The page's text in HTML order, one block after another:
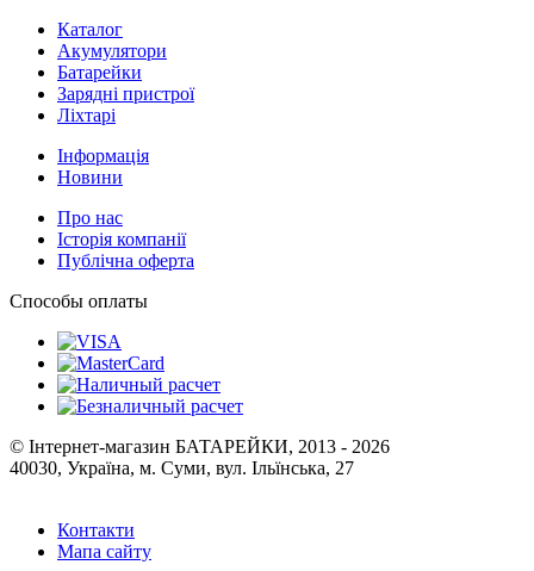
Каталог
Акумулятори
Батарейки
Зарядні пристрої
Ліхтарі
Інформація
Новини
Про нас
Історія компанії
Публічна оферта
Способы оплаты
© Інтернет-магазин БАТАРЕЙКИ, 2013 - 2026
40030, Україна, м. Суми, вул. Ільїнська, 27
Контакти
Мапа сайту